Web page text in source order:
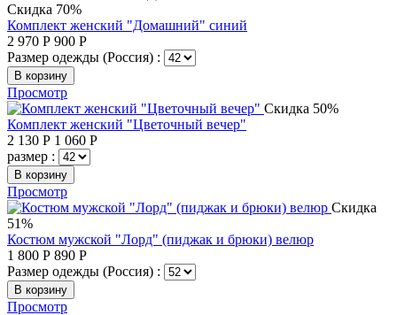
Скидка 70%
Комплект женский "Домашний" синий
2 970 Р 900 Р
Размер одежды (Россия) :
В корзину
Просмотр
Скидка 50%
Комплект женский "Цветочный вечер"
2 130 Р 1 060 Р
размер :
В корзину
Просмотр
Скидка
51%
Костюм мужской "Лорд" (пиджак и брюки) велюр
1 800 Р 890 Р
Размер одежды (Россия) :
В корзину
Просмотр